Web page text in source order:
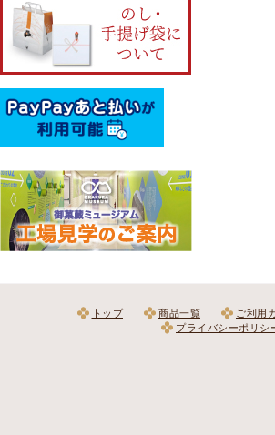
トップ 商品一覧 ご利用
プライバシーポリシ